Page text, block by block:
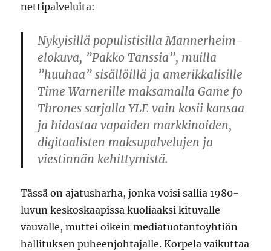
nettipalveluita:
Nykyisillä populistisilla Mannerheim-
elokuva, ”Pakko Tanssia”, muilla
”huuhaa” sisällöillä ja amerikkalisille
Time Warnerille maksamalla Game fo
Thrones sarjalla YLE vain kosii kansaa
ja hidastaa vapaiden markkinoiden,
digitaalisten maksupalvelujen ja
viestinnän kehittymistä.
Tässä on ajatusharha, jonka voisi sallia 1980-
luvun keskoskaapissa kuoliaaksi kituvalle
vauvalle, muttei oikein mediatuotantoyhtiön
hallituksen puheenjohtajalle. Korpela vaikuttaa